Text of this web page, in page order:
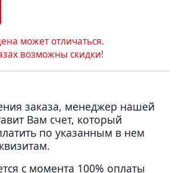
может отличаться.
возможны скидки!
заказа, менеджер нашей
Вам счет, который
по указанным в нем
с момента 100% оплаты